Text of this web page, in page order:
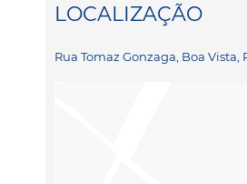
LOCALIZAÇÃO
Rua Tomaz Gonzaga, Boa Vista,